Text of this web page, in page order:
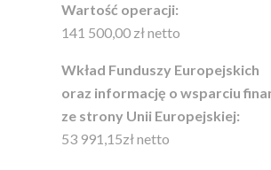
Wartość operacji:
141 500,00 zł netto
Wkład Funduszy Europejskich
oraz informację o wsparciu
ze strony Unii Europejskiej:
53 991,15zł netto